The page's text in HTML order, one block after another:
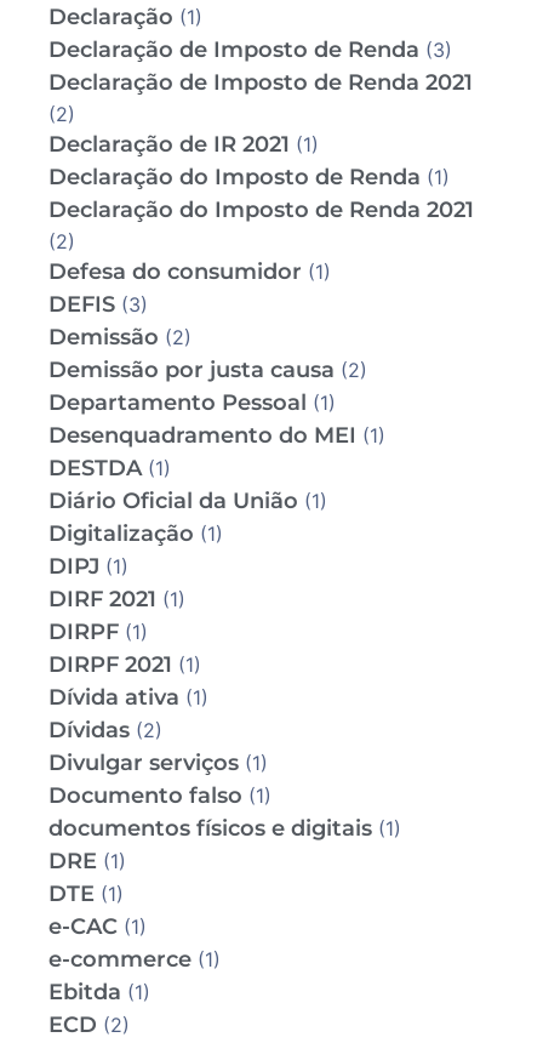
Declaração (1)
Declaração de Imposto de Renda (3)
Declaração de Imposto de Renda 2021
(2)
Declaração de IR 2021 (1)
Declaração do Imposto de Renda (1)
Declaração do Imposto de Renda 2021
(2)
Defesa do consumidor (1)
DEFIS (3)
Demissão (2)
Demissão por justa causa (2)
Departamento Pessoal (1)
Desenquadramento do MEI (1)
DESTDA(1)
Diário Oficial da União (1)
Digitalização (1)
DIPJ (1)
DIRF 2021 (1)
DIRPF (1)
DIRPF 2021 (1)
Dívida ativa (1)
Dívidas (2)
Divulgar serviços (1)
Documento falso (1)
documentos físicos e digitais (1)
DRE (1)
DTE (1)
e-CAC (1)
e-commerce (1)
Ebitda (1)
ECD (2)